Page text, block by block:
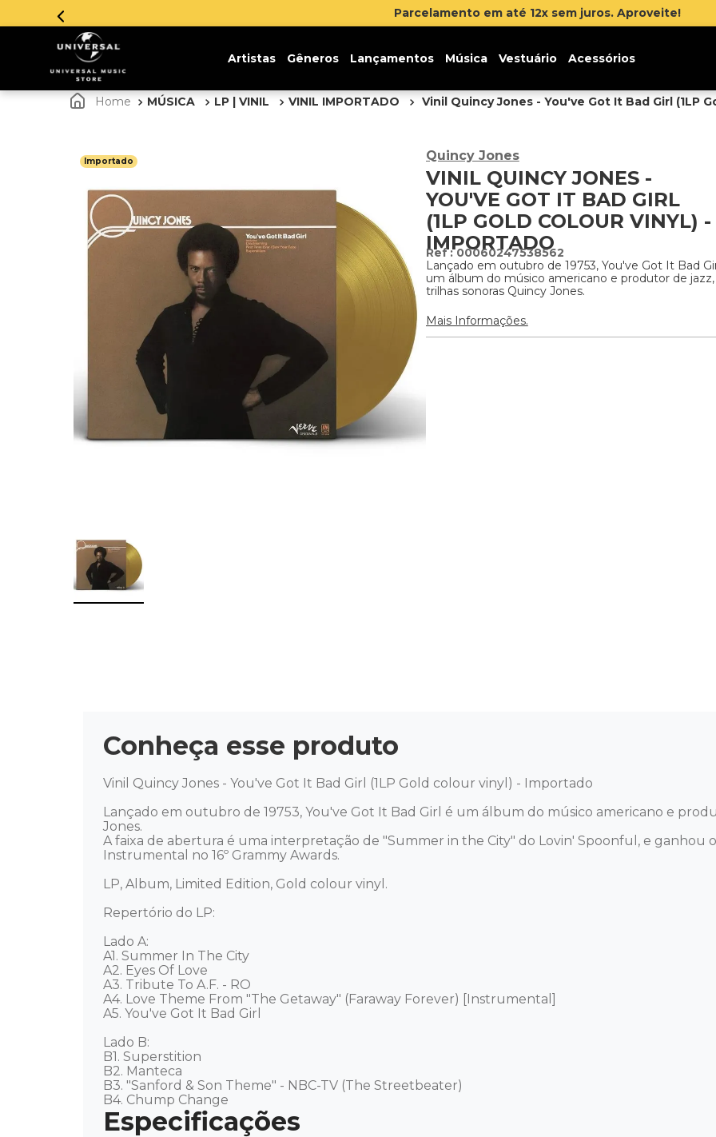
Parcelamento em até 12x sem juros. Aproveite!
Artistas Gêneros Lançamentos Música Vestuário Acessórios
MÚSICA LP | VINIL VINIL IMPORTADO Vinil Quincy Jones - You've Got It Bad Girl (1LP
Importado Quincy Jones
VINIL QUINCY JONES -
YOU'VE GOT IT BAD GIRL
(1LP GOLD COLOUR VINYL) -
IMPORTADO
:00060247538562
Lançado em outubro de 19753, You've Got It Bad
um álbum do músico americano e produtor de jazz,
trilhas sonoras Quincy Jones.
Mais Informações.
Conheça esse produto
Vinil Quincy Jones - You've Got It Bad Girl (1LP Gold colour vinyl) - Importado
Lançado em outubro de 19753, You've Got It Bad Girl é um álbum do músico americano e
Jones.
A faixa de abertura é uma interpretação de "Summer in the City" do Lovin' Spoonful, e ganhou
Instrumental no 16º Grammy Awards.
LP, Album, Limited Edition, Gold colour vinyl.
Repertório do LP:
Lado A:
A1. Summer In The City
A2. Eyes Of Love
A3. Tribute To A.F. - RO
A4. Love Theme From "The Getaway" (Faraway Forever) [Instrumental]
A5. You've Got It Bad Girl
Lado B:
B1. Superstition
B2. Manteca
B3. "Sanford & Son Theme" - NBC-TV (The Streetbeater)
B4. Chump Change